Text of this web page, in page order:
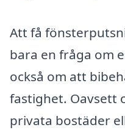
Att få
bara en fråga om
också om att
fastighet. Oavsett
privata bostäder